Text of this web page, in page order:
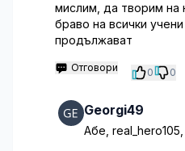
мислим, да творим на
браво на всички
продължават
Отговори 0 0
Georgi49
Абе,